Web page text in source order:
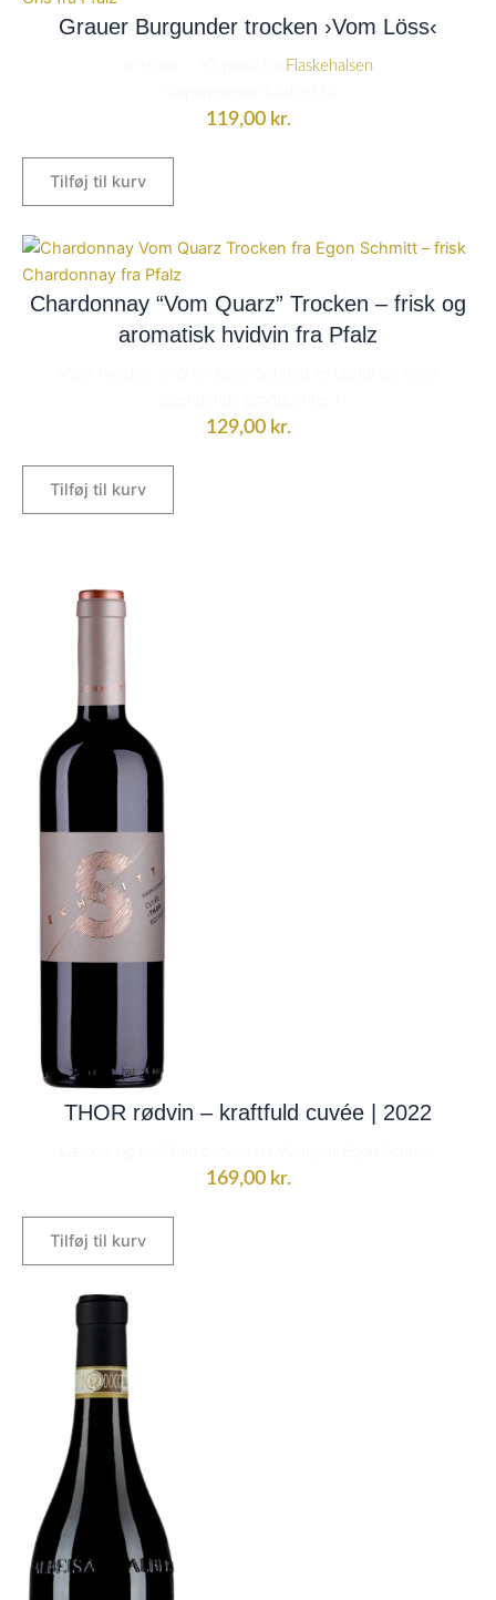
Grauer Burgunder trocken ›Vom Löss‹
Flaskehalsen
119,00 kr.
Tilføj til kurv
Chardonnay “Vom Quarz” Trocken – frisk og
aromatisk hvidvin fra Pfalz
129,00 kr.
Tilføj til kurv
THOR rødvin – kraftfuld cuvée | 2022
169,00 kr.
Tilføj til kurv